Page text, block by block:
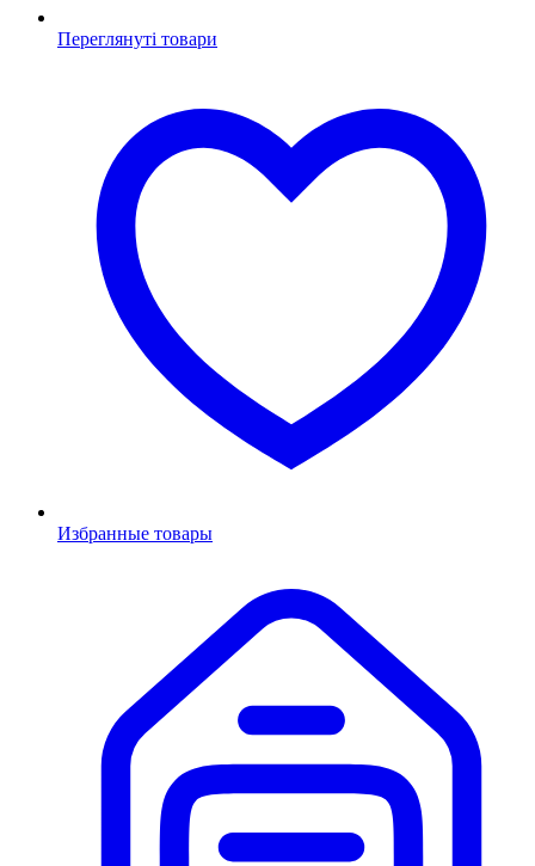
Переглянуті товари
Избранные товары